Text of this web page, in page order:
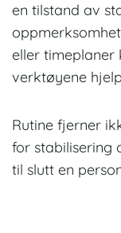
en tilstand av
eller timeplaner
verktøyene
Rutine fjerner
for stabilisering
til slutt en